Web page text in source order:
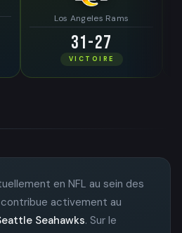
Los Angeles Rams
31-27
VICTOIRE
en NFL au sein des
contribue activement au
Seahawks. Sur le